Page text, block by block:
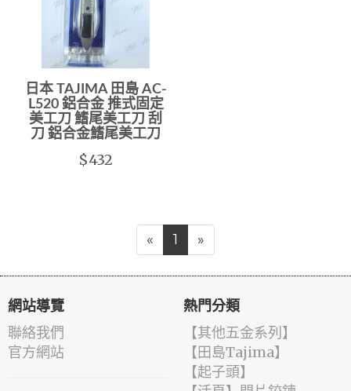
日本 TAJIMA 田島 AC-
L520 鋁合金 推式固定
美工刀 鰭尾美工刀 刮
刀 鋁合金鰭尾美工刀
$432
« 1 »
網站導覽
聯絡我們
官方網站
熱門分類
【其他五金系列】
【田島Tajima】
【起子頭】